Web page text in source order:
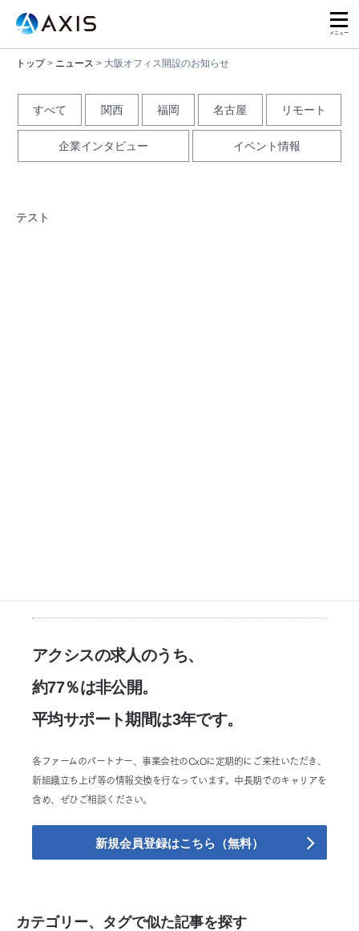
トップ> ニュース > 大阪オフィス開設のお知らせ
すべて 関西 福岡 名古屋 リモート
企業インタビュー イベント情報
テスト
アクシスの求人のうち、
約77％は非公開。
平均サポート期間は3年です。
各ファームのパートナー、事業会社のCxOに定期的にご来社いただき、
新組織立ち上げ等の情報交換を行なっています。中長期でのキャリアを
含め、ぜひご相談ください。
新規会員登録はこちら（無料）
カテゴリー、タグで似た記事を探す